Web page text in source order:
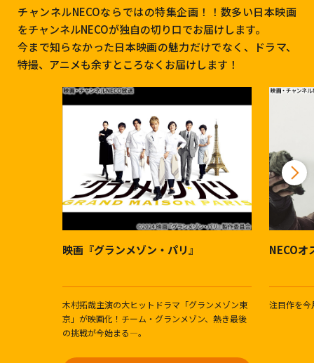
チャンネルNECOならではの特集企画！！数多い日本映画
をチャンネルNECOが独自の切り口でお届けします。
今まで知らなかった日本映画の魅力だけでなく、ドラマ、
特撮、アニメも余すところなくお届けします！
映画『グランメゾン・パリ』
木村拓哉主演の大ヒットドラマ「グランメゾン東
京」が映画化！チーム・グランメゾン、熱き最後
の挑戦が今始まる―。
NECOオ
注目作を今